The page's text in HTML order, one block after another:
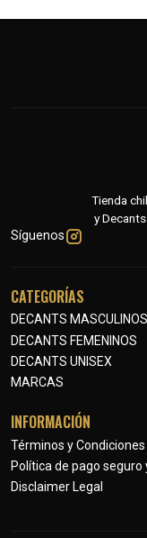
Tienda
y
Síguenos
CATEGORÍAS
DECANTS MASCULINOS
DECANTS FEMENINOS
DECANTS UNISEX
MARCAS
INFORMACIÓN
Términos y Condiciones
Política de pago seguro
Disclaimer Legal